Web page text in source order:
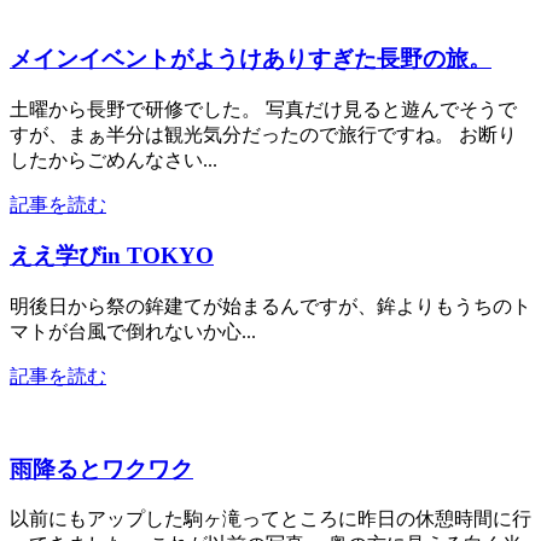
メインイベントがようけありすぎた長野の旅。
土曜から長野で研修でした。 写真だけ見ると遊んでそうで
すが、まぁ半分は観光気分だったので旅行ですね。 お断り
したからごめんなさい...
記事を読む
ええ学びin TOKYO
明後日から祭の鉾建てが始まるんですが、鉾よりもうちのト
マトが台風で倒れないか心...
記事を読む
雨降るとワクワク
以前にもアップした駒ヶ滝ってところに昨日の休憩時間に行